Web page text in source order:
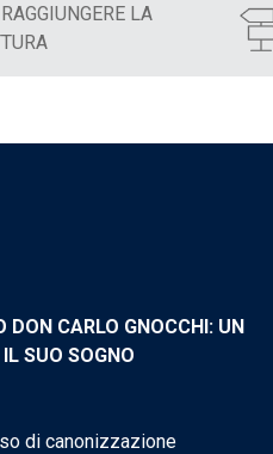
LA
DON CARLO GNOCCHI: UN
SUO SOGNO
di canonizzazione